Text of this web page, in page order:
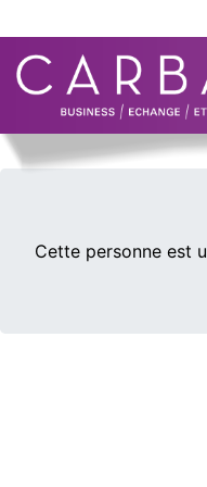
Cette personne est